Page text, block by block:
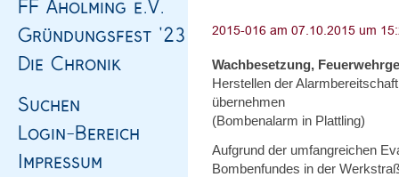
Wachbesetzung,
Herstellen der
übernehmen
(Bombenalarm in Plattling)
Aufgrund der umfangreichen
Bombenfundes in der